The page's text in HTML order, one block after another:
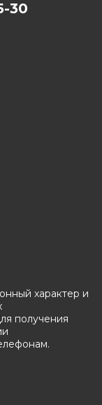
30
характер и
получения